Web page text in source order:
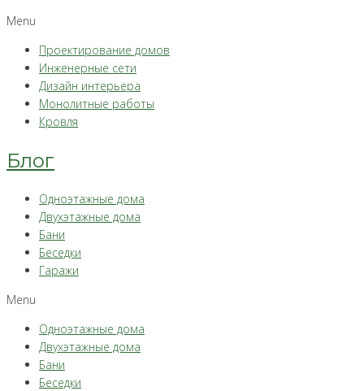
Menu
Проектирование домов
Инженерные сети
Дизайн интерьера
Монолитные работы
Кровля
Блог
Одноэтажные дома
Двухэтажные дома
Бани
Беседки
Гаражи
Menu
Одноэтажные дома
Двухэтажные дома
Бани
Беседки